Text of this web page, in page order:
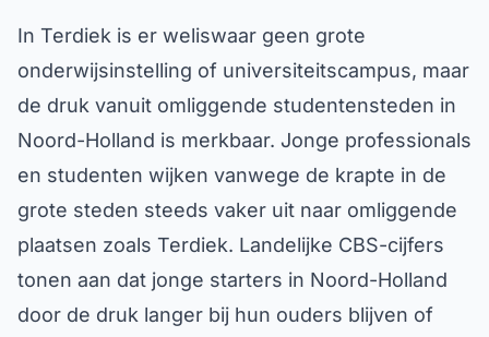
In Terdiek is er weliswaar geen grote
onderwijsinstelling of universiteitscampus, maar
de druk vanuit omliggende studentensteden in
Noord-Holland is merkbaar. Jonge professionals
en studenten wijken vanwege de krapte in de
grote steden steeds vaker uit naar omliggende
plaatsen zoals Terdiek. Landelijke CBS-cijfers
tonen aan dat jonge starters in Noord-Holland
door de druk langer bij hun ouders blijven of